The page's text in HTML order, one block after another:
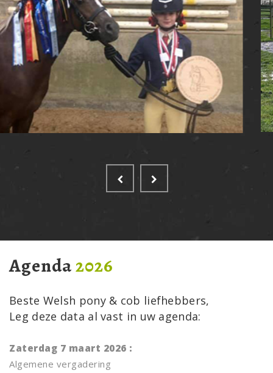
Agenda2026
Beste Welsh pony & cob liefhebbers,
Leg deze data al vast in uw agenda:
Zaterdag 7 maart 2026 :
Algemene vergadering